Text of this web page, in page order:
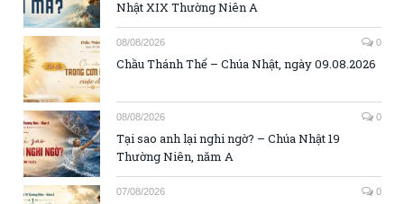
Nhật XIX Thường Niên A
08/08/2026 0
Chầu Thánh Thể – Chúa Nhật, ngày 09.08.2026
08/08/2026 0
Tại sao anh lại nghi ngờ? – Chúa Nhật 19
Thường Niên, năm A
07/08/2026 0